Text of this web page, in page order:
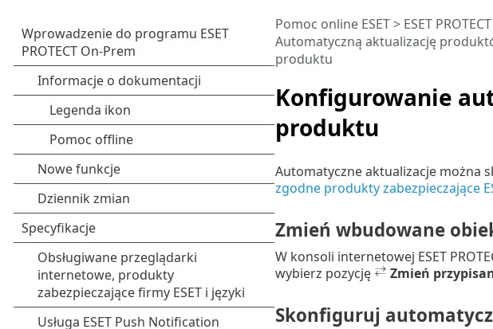
Konfigurowanie
produktu
Pomoc online ESET> ESET
Automatyczną aktualizację
produktu
Automatyczne aktualizacje można
zgodne produkty zabezpieczające
Zmień wbudowane
W konsoli internetowej ESET
wybierz pozycję
Zmień
Skonfiguruj